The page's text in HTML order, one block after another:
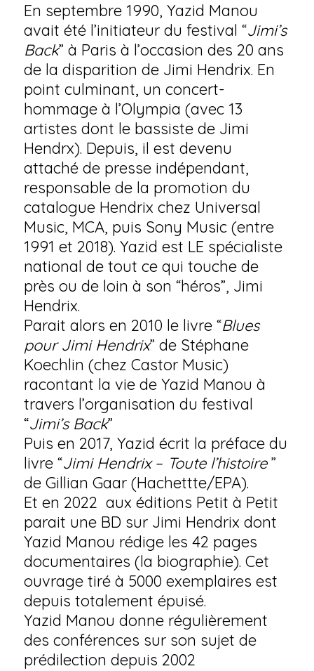
En septembre 1990, Yazid Manou
avait été l’initiateur du festival “Jimi’s
Back” à Paris à l’occasion des 20 ans
de la disparition de Jimi Hendrix. En
point culminant, un concert-
hommage à l’Olympia (avec 13
artistes dont le bassiste de Jimi
Hendrx). Depuis, il est devenu
attaché de presse indépendant,
responsable de la promotion du
catalogue Hendrix chez Universal
Music, MCA, puis Sony Music (entre
1991 et 2018). Yazid est LE spécialiste
national de tout ce qui touche de
près ou de loin à son “héros”, Jimi
Hendrix.
Parait alors en 2010 le livre “Blues
pour Jimi Hendrix” de Stéphane
Koechlin (chez Castor Music)
racontant la vie de Yazid Manou à
travers l’organisation du festival
“Jimi’s Back”
Puis en 2017, Yazid écrit la préface du
livre “Jimi Hendrix– Toute l’histoire”
de Gillian Gaar (Hachettte/EPA).
Et en 2022 aux éditions Petit à Petit
parait une BD sur Jimi Hendrix dont
Yazid Manou rédige les 42 pages
documentaires (la biographie). Cet
ouvrage tiré à 5000 exemplaires est
depuis totalement épuisé.
Yazid Manou donne régulièrement
des conférences sur son sujet de
prédilection depuis 2002